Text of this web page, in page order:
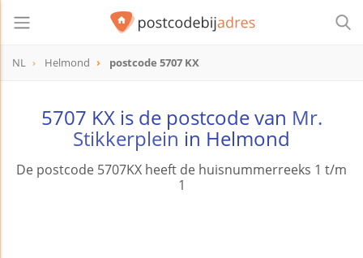
NL Helmond postcode 5707 KX
5707 KX is de postcode van Mr.
Stikkerplein in Helmond
De postcode 5707KX heeft de huisnummerreeks 1 t/m
1